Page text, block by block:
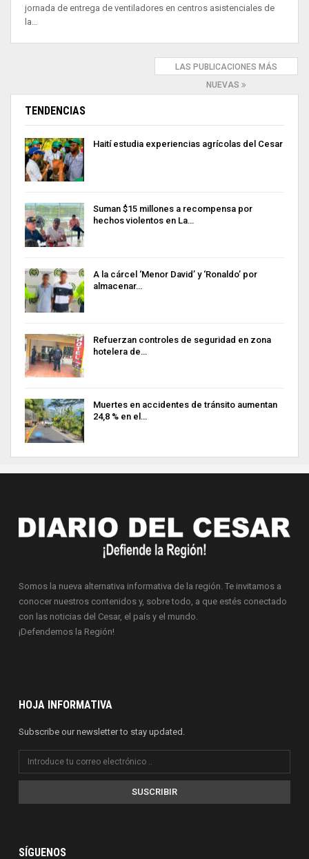
jornada de entrega de ventiladores en centros asistenciales de
la…
LAS PUBLICACIONES MÁS
NUEVAS
TENDENCIAS
Haití estudia experiencias agrícolas del Cesar
Suman $15 millones a recompensa por
hechos violentos en La…
A la cárcel ‘Menor David’ y ‘Ronaldo’ por
almacenar…
Refuerzan controles de seguridad en zona
hotelera de…
Muertes en accidentes de tránsito aumentan
24,8 % en el…
Somos la nueva alternativa informativa de la región. Te invitamos a
conocer nuestros contenidos y, sobre todo, a que estés conectado
con las noticias del Cesar, el país y el mundo.
¡Defendemos la Región!
HOJA INFORMATIVA
Subscribe our newsletter to stay updated.
SUSCRIBIR
SÍGUENOS